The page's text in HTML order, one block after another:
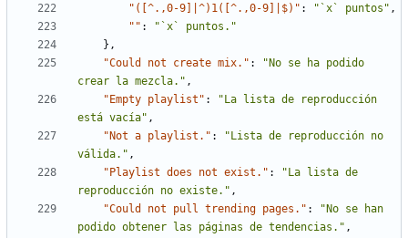
"([^.,0-9]|^)1([^.,0-9]|$)" : "`x` puntos" ,
"" :
"`x` puntos."
} ,
"Could not create mix." :
"No se ha podido
crear la mezcla." ,
"Empty playlist" :
"La lista de reproducción
está vacía" ,
"Not a playlist." :
"Lista de reproducción no
válida." ,
"Playlist does not exist." :
"La lista de
reproducción no existe." ,
"Could not pull trending pages." :
"No se han
podido obtener las páginas de tendencias." ,